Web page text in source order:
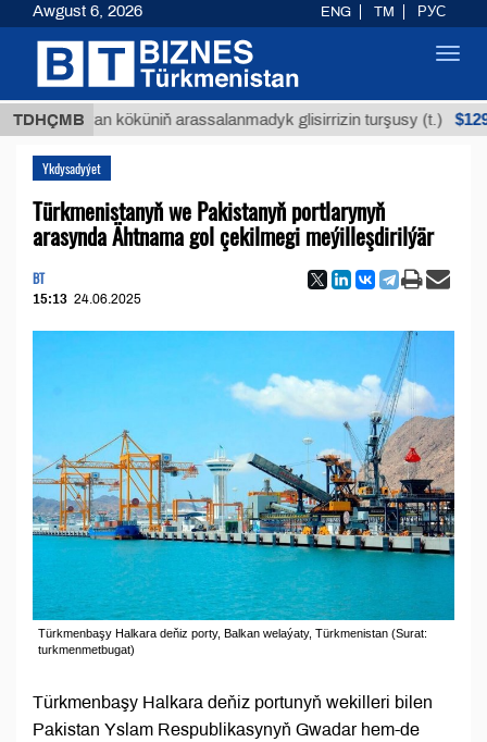
TDHÇMB
Buýan köküniň arassalanmadyk glisirrizin turşusy (t.) $12935,18
Ykdysadyýet
Türkmenistanyň we Pakistanyň portlarynyň
arasynda Ähtnama gol çekilmegi meýilleşdirilýär
BT
15:13 24.06.2025
Türkmenbaşy Halkara deňiz porty, Balkan welaýaty, Türkmenistan (Surat:
turkmenmetbugat)
Türkmenbaşy Halkara deňiz portunyň wekilleri bilen
Pakistan Yslam Respublikasynyň Gwadar hem-de
Awgust 6, 2026 ENG TM РУС